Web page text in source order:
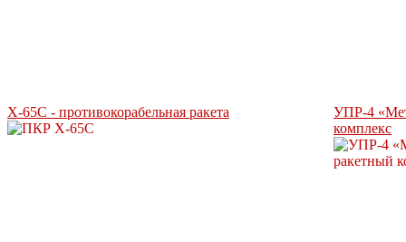
Х-65С - противокорабельная ракета
УПР-4
комплекс